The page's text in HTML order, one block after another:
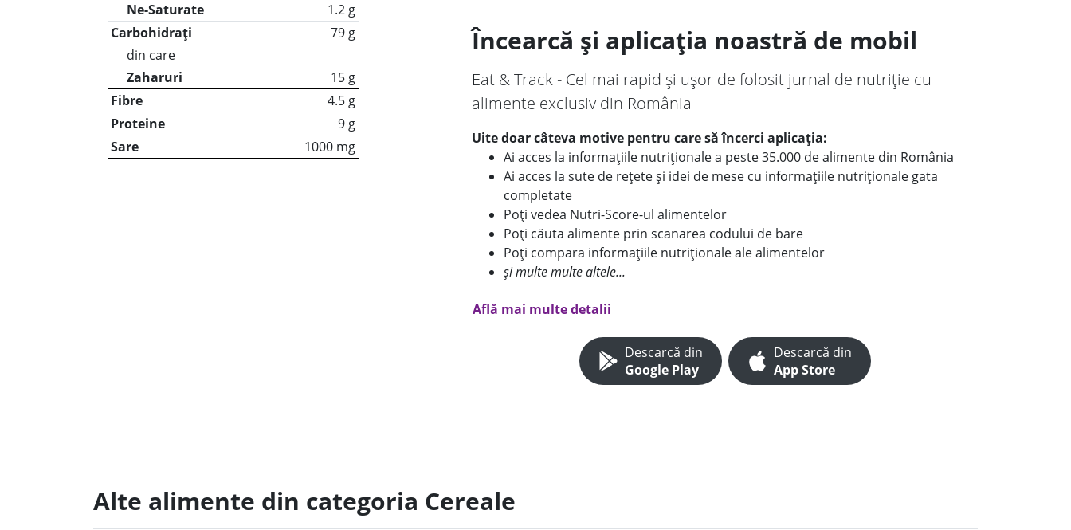
Ne-Saturate
1.2 g
Carbohidrați
79 g
din care
Zaharuri
15 g
Fibre
4.5 g
Proteine
9 g
Sare
1000 mg
Încearcă și aplicația noastră de mobil
Eat & Track - Cel mai rapid și ușor de folosit jurnal de nutriție cu
alimente exclusiv din România
Uite doar câteva motive pentru care să încerci aplicația:
Ai acces la informațiile nutriționale a peste 35.000 de alimente din România
Ai acces la sute de rețete și idei de mese cu informațiile nutriționale gata
completate
Poți vedea Nutri-Score-ul alimentelor
Poți căuta alimente prin scanarea codului de bare
Poți compara informațiile nutriționale ale alimentelor
și multe multe altele...
Află mai multe detalii
Descarcă din
Google Play
Descarcă din
App Store
Alte alimente din categoria Cereale